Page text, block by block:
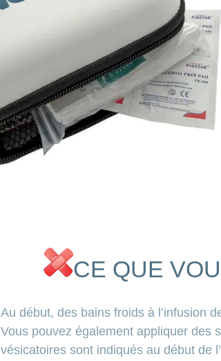
CE QUE
Au début, des bains froids à l’infusion
Vous pouvez également appliquer des
vésicatoires sont indiqués au début de